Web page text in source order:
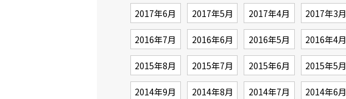
2017年6月 2017年5月 2017年4月 2017年3月
2016年7月 2016年6月 2016年5月 2016年4月
2015年8月 2015年7月 2015年6月 2015年5月
2014年9月 2014年8月 2014年7月 2014年6月